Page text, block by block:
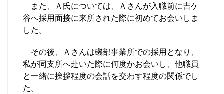
また、Ａ氏については、Ａさんが入職前に吉ケ
谷へ採用面接に来所された際に初めてお会いしま
した。
その後、Ａさんは磯部事業所での採用となり、
私が同支所へ赴いた際に何度かお会いし、他職員
と一緒に挨拶程度の会話を交わす程度の関係でし
た。